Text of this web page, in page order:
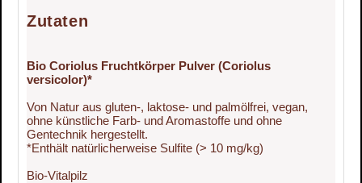
Zutaten
Bio Coriolus Fruchtkörper Pulver (Coriolus
versicolor)*
Von Natur aus gluten-, laktose- und palmölfrei, vegan,
ohne künstliche Farb- und Aromastoffe und ohne
Gentechnik hergestellt.
*Enthält natürlicherweise Sulfite (> 10 mg/kg)
Bio-Vitalpilz